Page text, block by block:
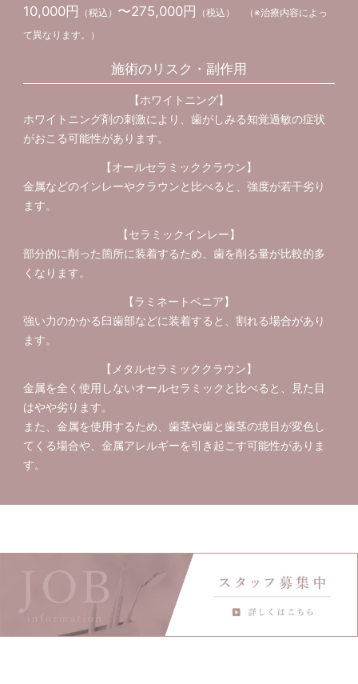
10,000円 （税込） 〜275,000円
（税込） （※治療内容によっ
て異なります。）
施術のリスク・副作用
【ホワイトニング】
ホワイトニング剤の刺激により、歯がしみる知覚過敏の症状
がおこる可能性があります。
【オールセラミッククラウン】
金属などのインレーやクラウンと比べると、強度が若干劣り
ます。
【セラミックインレー】
部分的に削った箇所に装着するため、歯を削る量が比較的多
くなります。
【ラミネートベニア】
強い力のかかる臼歯部などに装着すると、割れる場合があり
ます。
【メタルセラミッククラウン】
金属を全く使用しないオールセラミックと比べると、見た目
はやや劣ります。
また、金属を使用するため、歯茎や歯と歯茎の境目が変色し
てくる場合や、金属アレルギーを引き起こす可能性がありま
す。